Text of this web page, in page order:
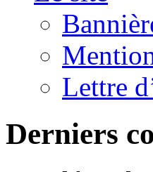
Lettre
Derniers